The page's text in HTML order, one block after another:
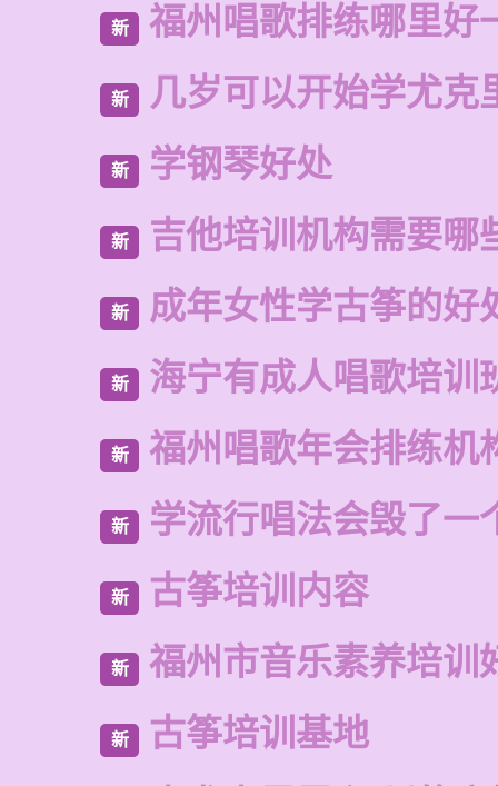
新 福州唱歌排练哪里好
新 几岁可以开始学尤克
新 学钢琴好处
新 吉他培训机构需要哪
新 成年女性学古筝的好
新 海宁有成人唱歌培训
新 福州唱歌年会排练机
新 学流行唱法会毁了一
新 古筝培训内容
新 福州市音乐素养培训
新 古筝培训基地